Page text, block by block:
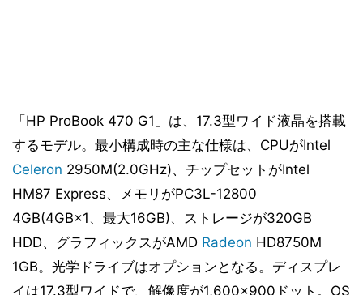
「HP ProBook 470 G1」は、17.3型ワイド液晶を搭載
するモデル。最小構成時の主な仕様は、CPUがIntel
Celeron 2950M(2.0GHz)、チップセットがIntel
HM87 Express、メモリがPC3L-12800
4GB(4GB×1、最大16GB)、ストレージが320GB
HDD、グラフィックスがAMD Radeon HD8750M
1GB。光学ドライブはオプションとなる。ディスプレ
イは17.3型ワイドで、解像度が1,600×900ドット。OS